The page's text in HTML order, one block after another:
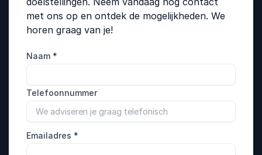
met ons op en ontdek de mogelijkheden. We
horen graag van je!
Naam *
Telefoonnummer
Emailadres *